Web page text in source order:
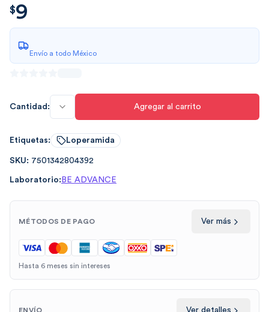
$9.00
$9
Envío a todo México
Cantidad: Agregar al carrito
Etiquetas: Loperamida
SKU: 7501342804392
Laboratorio: BE ADVANCE
MÉTODOS DE PAGO Ver más
Hasta 6 meses sin intereses
ENVÍO